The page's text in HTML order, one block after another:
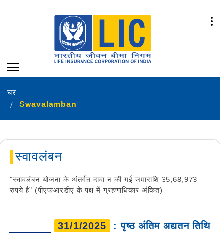
घर
Swavalamban
स्वावलंबन
"स्वावलंबन योजना के अंतर्गत दावा न की गई जमाराशि 35,68,973
रुपये है” (पीएफआरडीए के पक्ष में ग्रहणाधिकार अंकित)
31/1/2025 : पृष्ठ अंतिम अद्यतन तिथि